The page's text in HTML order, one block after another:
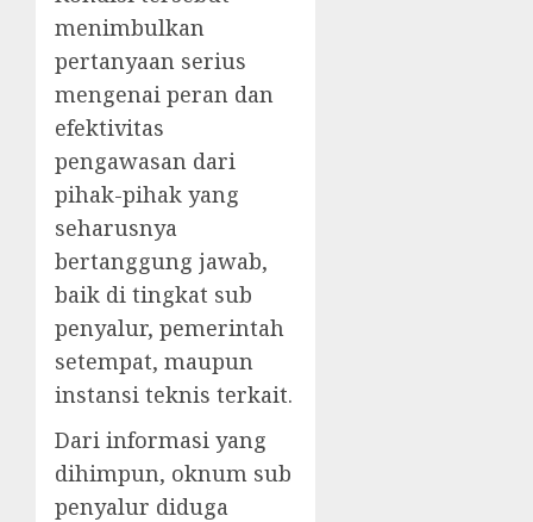
menimbulkan
pertanyaan serius
mengenai peran dan
efektivitas
pengawasan dari
pihak-pihak yang
seharusnya
bertanggung jawab,
baik di tingkat sub
penyalur, pemerintah
setempat, maupun
instansi teknis terkait.
Dari informasi yang
dihimpun, oknum sub
penyalur diduga